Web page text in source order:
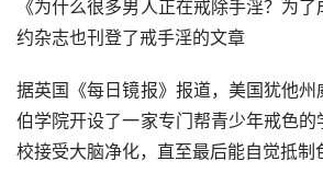
《为什么很多男人正在戒除手淫？为
约杂志也刊登了戒手淫的文章
据英国《每日镜报》报道，美国犹他
伯学院开设了一家专门帮青少年戒色
校接受大脑净化，直至最后能自觉抵制